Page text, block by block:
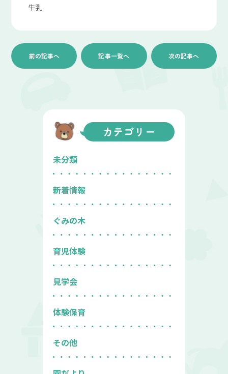
牛乳
前の記事へ 記事一覧へ 次の記事へ
カテゴリー
未分類
新着情報
ぐみの木
育児体験
見学会
体験保育
その他